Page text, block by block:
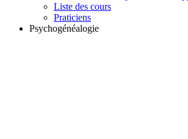
Liste des cours
Praticiens
Psychogénéalogie